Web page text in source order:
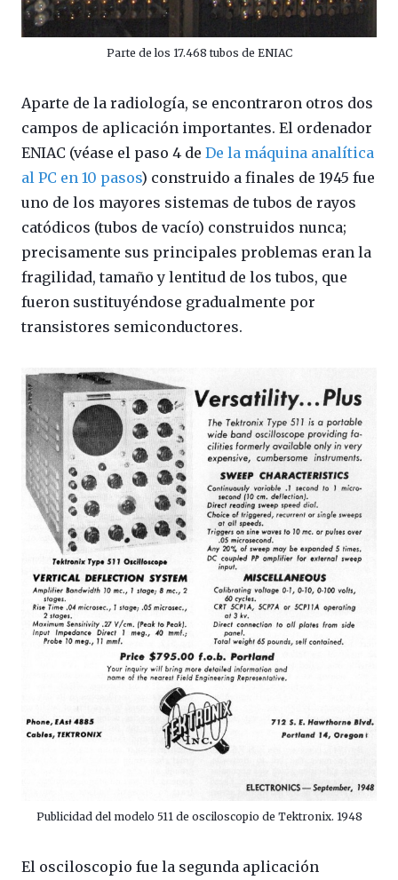
Parte de los 17.468 tubos de ENIAC
Aparte de la radiología, se encontraron otros dos
campos de aplicación importantes. El ordenador
ENIAC (véase el paso 4 de De la máquina analítica
al PC en 10 pasos) construido a finales de 1945 fue
uno de los mayores sistemas de tubos de rayos
catódicos (tubos de vacío) construidos nunca;
precisamente sus principales problemas eran la
fragilidad, tamaño y lentitud de los tubos, que
fueron sustituyéndose gradualmente por
transistores semiconductores.
Publicidad del modelo 511 de osciloscopio de Tektronix. 1948
El osciloscopio fue la segunda aplicación